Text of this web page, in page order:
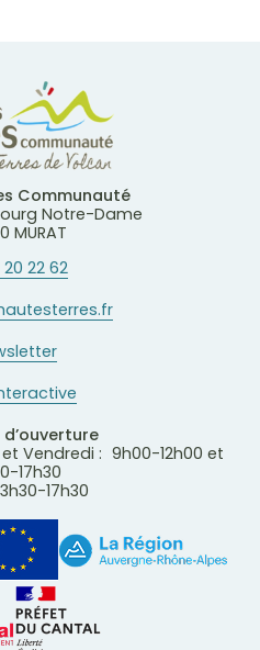
Communauté
Notre-Dame
MURAT
20 22 62
Vendredi : 9h00-12h00 et
17h30
17h30